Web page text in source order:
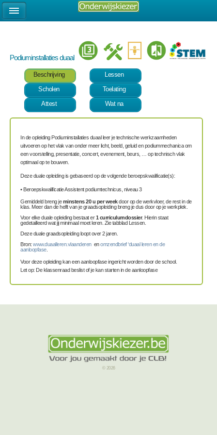
Podiuminstallaties duaal
Beschrijving
Lessen
Scholen
Toelating
Attest
Wat na
In de opleiding Podiuminstallaties duaal leer je technische werkzaamheden
uitvoeren op het vlak van onder meer licht, beeld, geluid en podiummechanica om
een voorstelling, presentatie, concert, evenement, beurs, … op technisch vlak
optimaal op te bouwen.
Deze duale opleiding is gebaseerd op de volgende beroepskwalificatie(s):
• Beroepskwalificatie Assistent podiumtechnicus, niveau 3
Gemiddeld breng jeminstens 20 u per weekdoor op de werkvloer, de rest in de
klas. Meer dan de helft van je graadsopleiding breng je dus door op je werkplek.
Voor elke duale opleiding bestaat er1 curriculumdossier. Hierin staat
gedetailleerd wat jij minimaal moet leren. Zie tabblad Lessen.
Deze duale graadsopleiding loopt over 2 jaren.
Bron: www.duaalleren.vlaanderen en omzendbrief ‘duaal leren en de
aanloopfase.
Voor deze opleiding kan een aanloopfase ingericht worden door de school.
Let op: De klassenraad beslist of je kan starten in de aanloopfase
© 2026